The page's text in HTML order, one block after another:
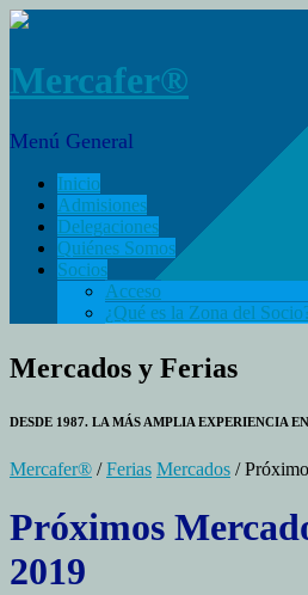
Mercafer®
Menú General
Inicio
Admisiones
Delegaciones
Quiénes Somos
Socios
Acceso
¿Qué es la Zona del
Mercados y Ferias
DESDE 1987. LA MÁS AMPLIA EXPERIENCIA
Mercafer® /Ferias Mercados /
Próximos
2019